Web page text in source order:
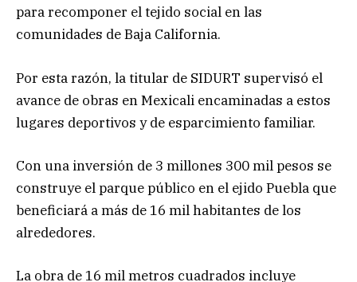
para recomponer el tejido social en las
comunidades de Baja California.
Por esta razón, la titular de SIDURT supervisó el
avance de obras en Mexicali encaminadas a estos
lugares deportivos y de esparcimiento familiar.
Con una inversión de 3 millones 300 mil pesos se
construye el parque público en el ejido Puebla que
beneficiará a más de 16 mil habitantes de los
alrededores.
La obra de 16 mil metros cuadrados incluye